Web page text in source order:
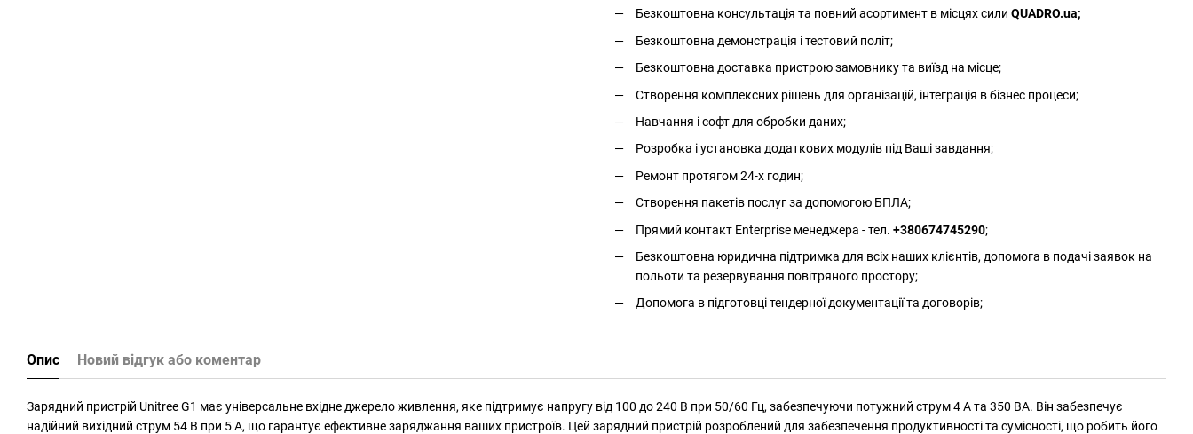
Безкоштовна консультація та повний асортимент в місцях сили QUADRO.ua;
Безкоштовна демонстрація і тестовий політ;
Безкоштовна доставка пристрою замовнику та виїзд на місце;
Створення комплексних рішень для організацій, інтеграція в бізнес процеси;
Навчання і софт для обробки даних;
Розробка і установка додаткових модулів під Ваші завдання;
Ремонт протягом 24-х годин;
Створення пакетів послуг за допомогою БПЛА;
Прямий контакт Enterprise менеджера - тел. +380674745290;
Безкоштовна юридична підтримка для всіх наших клієнтів, допомога в подачі заявок на
польоти та резервування повітряного простору;
Допомога в підготовці тендерної документації та договорів;
Опис Новий відгук або коментар
Зарядний пристрій Unitree G1 має універсальне вхідне джерело живлення, яке підтримує напругу від 100 до 240 В при 50/60 Гц, забезпечуючи потужний струм 4 А та 350 ВА. Він забезпечує
надійний вихідний струм 54 В при 5 А, що гарантує ефективне заряджання ваших пристроїв. Цей зарядний пристрій розроблений для забезпечення продуктивності та сумісності, що робить його